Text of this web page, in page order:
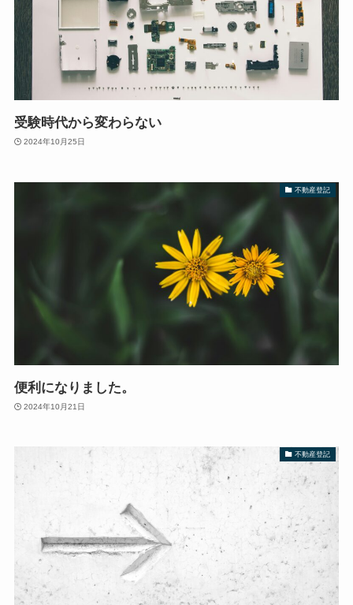
受験時代から変わらない
2024年10月25日
不動産登記
便利になりました。
2024年10月21日
不動産登記